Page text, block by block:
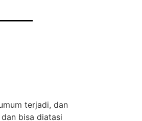
terjadi, dan
bisa diatasi